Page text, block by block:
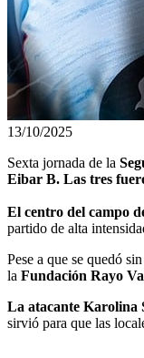
13/10/2025
Sexta jornada de la
Eibar B. Las tres
El centro del campo
partido de alta
Pese a que se quedó
la Fundación Rayo
La atacante Karolina
sirvió para que las